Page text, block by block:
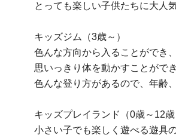
とっても楽しい子供たちに大人
キッズジム（3歳～）
色んな方向から入ることができ
思いっきり体を動かすことがで
色んな登り方があるので、年齢
キッズプレイランド（0歳～12歳
小さい子でも楽しく遊べる遊具